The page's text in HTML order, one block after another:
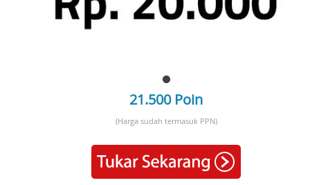
21.500 Poin
(Harga sudah termasuk PPN)